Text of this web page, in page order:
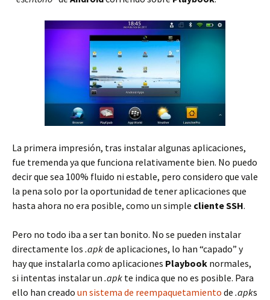
La primera impresión, tras instalar algunas aplicaciones,
fue tremenda ya que funciona relativamente bien. No puedo
decir que sea 100% fluido ni estable, pero considero que vale
la pena solo por la oportunidad de tener aplicaciones que
hasta ahora no era posible, como un simple cliente SSH.
Pero no todo iba a ser tan bonito. No se pueden instalar
directamente los .apkde aplicaciones, lo han “capado” y
hay que instalarla como aplicaciones Playbook normales,
si intentas instalar un .apk te indica que no es posible. Para
ello han creado un sistema de reempaquetamiento de .apks